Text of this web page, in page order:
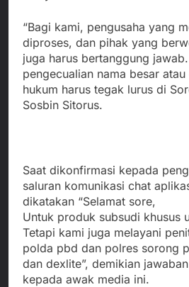
“Bagi kami, pengusaha yang
diproses, dan pihak yang
juga harus bertanggung
pengecualian nama besar
hukum harus tegak lurus di
Sosbin Sitorus.
Saat dikonfirmasi kepada
saluran komunikasi chat
dikatakan “Selamat sore,
Untuk produk subsudi khusus
Tetapi kami juga melayani
polda pbd dan polres sorong
dan dexlite”, demikian
kepada awak media ini.